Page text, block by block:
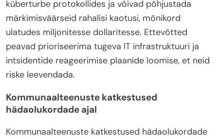
küberturbe protokollides ja võivad põhjustada
märkimisväärseid rahalisi kaotusi, mõnikord
ulatudes miljonitesse dollaritesse. Ettevõtted
peavad prioriseerima tugeva IT infrastruktuuri ja
intsidentide reageerimise plaanide loomise, et neid
riske leevendada.
Kommunaalteenuste katkestused
hädaolukordade ajal
Kommunaalteenuste katkestused hädaolukordade